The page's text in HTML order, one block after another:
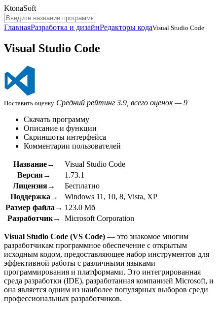
KtonaSoft
ГлавнаяРазработка и дизайнРедакторы кодаVisual Studio Code
Visual Studio Code
Поставить оценку Средний рейтинг 3.9, всего оценок — 9
Скачать программу
Описание и функции
Скриншоты интерфейса
Комментарии пользователей
Название→
Visual Studio Code
Версия→
1.73.1
Лицензия→
Бесплатно
Поддержка→
Windows 11, 10, 8, Vista, XP
Размер файла→ 123.0 Мб
Разработчик→
Microsoft Corporation
Visual Studio Code (VS Code) — это знакомое многим
разработчикам программное обеспечение с открытым
исходным кодом, предоставляющее набор инструментов для
эффективной работы с различными языками
программирования и платформами. Это интегрированная
среда разработки (IDE), разработанная компанией Microsoft, и
она является одним из наиболее популярных выборов среди
профессиональных разработчиков.